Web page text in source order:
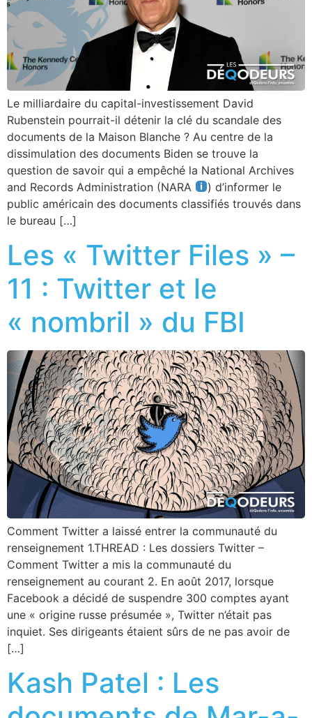
Le milliardaire du capital-investissement David
Rubenstein pourrait-il détenir la clé du scandale des
documents de la Maison Blanche ? Au centre de la
dissimulation des documents Biden se trouve la
question de savoir qui a empêché la National Archives
and Records Administration (NARA
) d’informer le
public américain des documents classifiés trouvés dans
le bureau […]
Les « Twitter Files » –
11 : Twitter et le
« nombril » du FBI
Comment Twitter a laissé entrer la communauté du
renseignement 1.THREAD : Les dossiers Twitter –
Comment Twitter a mis la communauté du
renseignement au courant 2. En août 2017, lorsque
Facebook a décidé de suspendre 300 comptes ayant
une « origine russe présumée », Twitter n’était pas
inquiet. Ses dirigeants étaient sûrs de ne pas avoir de
[…]
Kash Patel : Les